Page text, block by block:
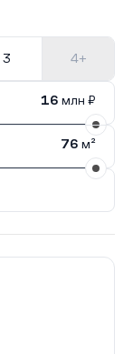
3 4+
16 млн ₽
76 м²